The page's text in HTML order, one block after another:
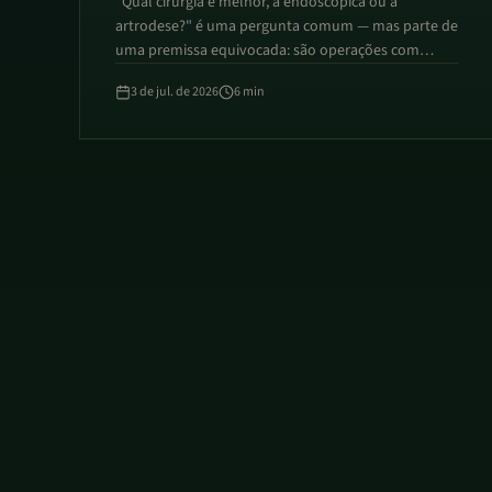
artrodese?" é uma pergunta comum — mas parte de
uma premissa equivocada: são operações com
da outra. A Dra. Samilly explica a diferença entre
3 de jul. de 2026 6min